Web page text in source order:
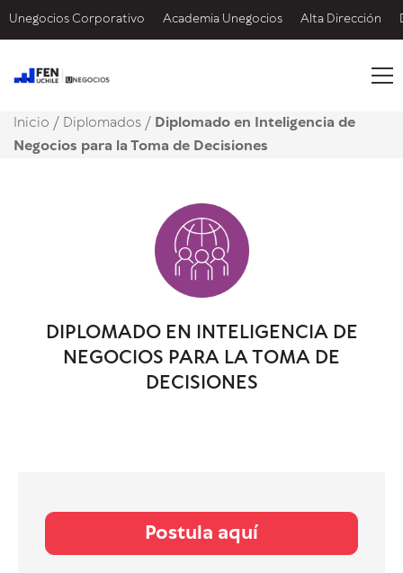
Unegocios Corporativo Academia Unegocios Alta Dirección
Inicio / Diplomados / Diplomado en Inteligencia de
Negocios para la Toma de Decisiones
DIPLOMADO EN INTELIGENCIA DE
NEGOCIOS PARA LA TOMA DE
DECISIONES
Postula aquí